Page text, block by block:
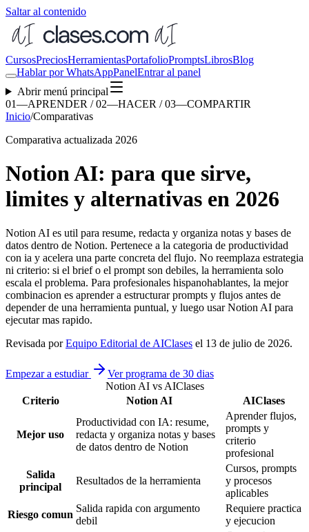
Saltar al contenido
CursosPreciosHerramientasPortafolioPromptsLibrosBlog
Hablar por WhatsAppPanelEntrar al panel
Abrir menú principal
01—APRENDER / 02—HACER / 03—COMPARTIR
Inicio/Comparativas
Comparativa actualizada 2026
Notion AI: para que sirve,
limites y alternativas en 2026
Notion AI es util para resume, redacta y organiza notas y bases de
datos dentro de Notion. Pertenece a la categoria de productividad
con ia y acelera una parte concreta del flujo. No reemplaza estrategia
ni criterio: si el brief o el prompt son debiles, la herramienta solo
escala el problema. Para profesionales hispanohablantes, la mejor
combinacion es aprender a estructurar prompts y flujos antes de
depender de una herramienta puntual, y luego usar Notion AI para
ejecutar mas rapido.
Revisada por Equipo Editorial de AIClases el 13 de julio de 2026.
Empezar a estudiar
Ver programa de 30 dias
Notion AI vs AIClases
Criterio
Notion AI AIClases
Mejor uso
Productividad con IA: resume,
redacta y organiza notas y bases
de datos dentro de Notion
Aprender flujos,
prompts y
criterio
profesional
Salida
principal
Resultados de la herramienta
Cursos, prompts
y procesos
aplicables
Riesgo comun
Salida rapida con argumento
debil
Requiere practica
y ejecucion